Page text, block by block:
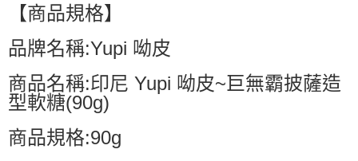
【商品規格】
品牌名稱:Yupi 呦皮
商品名稱:印尼 Yupi 呦皮~巨無霸披薩造
型軟糖(90g)
商品規格:90g